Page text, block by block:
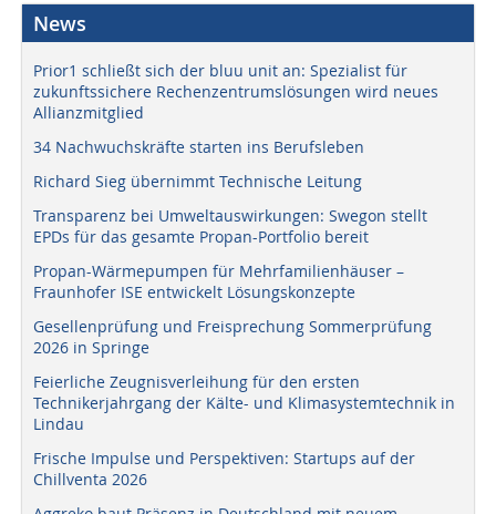
News
Prior1 schließt sich der bluu unit an: Spezialist für
zukunftssichere Rechenzentrumslösungen wird neues
Allianzmitglied
34 Nachwuchskräfte starten ins Berufsleben
Richard Sieg übernimmt Technische Leitung
Transparenz bei Umweltauswirkungen: Swegon stellt
EPDs für das gesamte Propan-Portfolio bereit
Propan-Wärmepumpen für Mehrfamilienhäuser –
Fraunhofer ISE entwickelt Lösungskonzepte
Gesellenprüfung und Freisprechung Sommerprüfung
2026 in Springe
Feierliche Zeugnisverleihung für den ersten
Technikerjahrgang der Kälte- und Klimasystemtechnik in
Lindau
Frische Impulse und Perspektiven: Startups auf der
Chillventa 2026